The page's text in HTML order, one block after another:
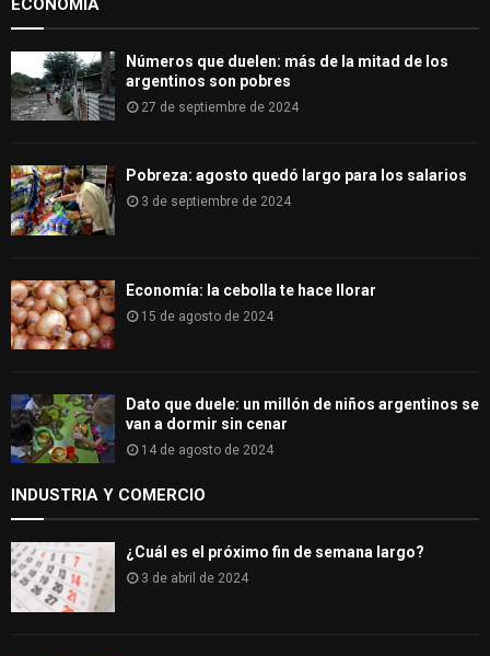
H
ECONOMÍA
Números que duelen: más de la mitad de los
argentinos son pobres
27 de septiembre de 2024
Pobreza: agosto quedó largo para los salarios
3 de septiembre de 2024
Economía: la cebolla te hace llorar
15 de agosto de 2024
Dato que duele: un millón de niños argentinos se
van a dormir sin cenar
14 de agosto de 2024
INDUSTRIA Y COMERCIO
¿Cuál es el próximo fin de semana largo?
3 de abril de 2024